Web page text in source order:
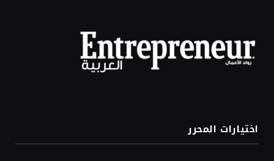
اختيارات المحرر